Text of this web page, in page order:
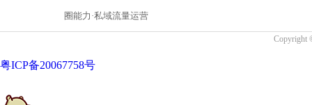
圈能力·私域流量运营
Copyright
粤ICP备20067758号